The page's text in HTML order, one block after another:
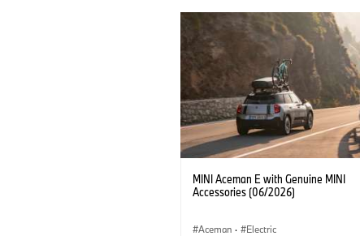
MINI Aceman E with Genuine MINI
Accessories (06/2026)
Aceman · Electric